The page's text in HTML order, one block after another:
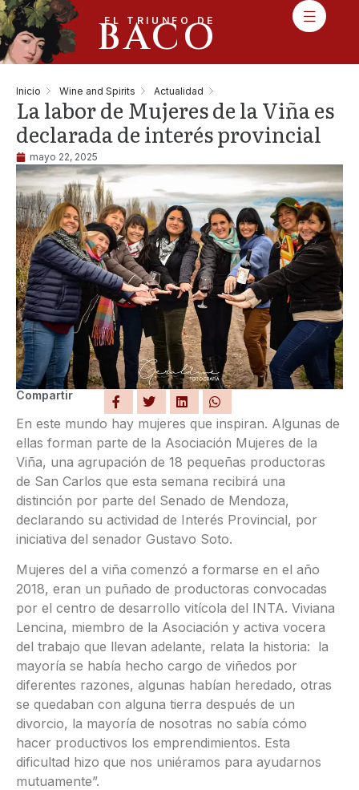
EL TRIUNFO DE
BACO
Inicio Wine and Spirits Actualidad
La labor de Mujeres de la Viña es
declarada de interés provincial
mayo 22, 2025
Compartir
En este mundo hay mujeres que inspiran. Algunas de
ellas forman parte de la Asociación Mujeres de la
Viña, una agrupación de 18 pequeñas productoras
de San Carlos que esta semana recibirá una
distinción por parte del Senado de Mendoza,
declarando su actividad de Interés Provincial, por
iniciativa del senador Gustavo Soto.
Mujeres del a viña comenzó a formarse en el año
2018, eran un puñado de productoras convocadas
por el centro de desarrollo vitícola del INTA. Viviana
Lencina, miembro de la Asociación y activa vocera
del trabajo que llevan adelante, relata la historia: la
mayoría se había hecho cargo de viñedos por
diferentes razones, algunas habían heredado, otras
se quedaban con alguna tierra después de un
divorcio, la mayoría de nosotras no sabía cómo
hacer productivos los emprendimientos. Esta
dificultad hizo que nos uniéramos para ayudarnos
mutuamente”.